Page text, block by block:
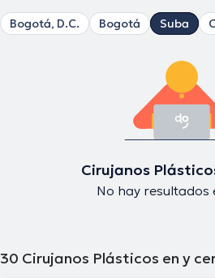
Bogotá, D.C. Bogotá Suba
Cirujanos
No hay resultados
30 Cirujanos Plásticos en y